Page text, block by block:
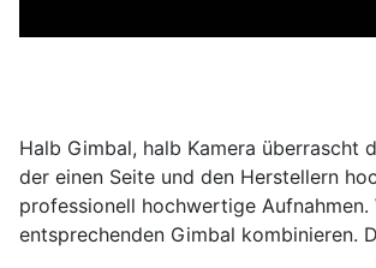
Halb Gimbal, halb Kamera überrascht
der einen Seite und den Herstellern
professionell hochwertige
entsprechenden Gimbal kombinieren.